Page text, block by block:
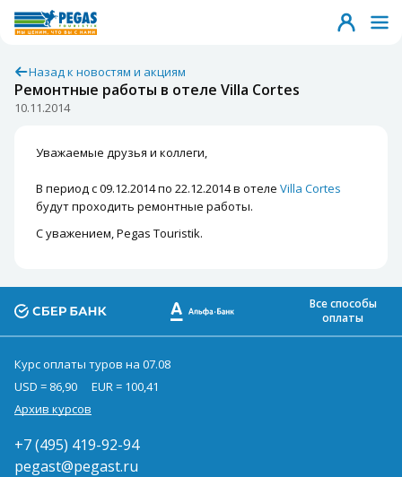
Назад к новостям и акциям
Ремонтные работы в отеле Villa Cortes
10.11.2014
Уважаемые друзья и коллеги,
В период с 09.12.2014 по 22.12.2014 в отеле Villa Cortes
будут проходить ремонтные работы.
С уважением, Pegas Touristik.
Все способы
оплаты
Курс оплаты туров на 07.08
USD = 86,90
EUR = 100,41
Архив курсов
+7 (495) 419-92-94
pegast@pegast.ru